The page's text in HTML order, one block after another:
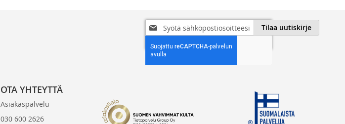
Tilaa
uutiskirjeemme:
Tilaa uutiskirje
OTA YHTEYTTÄ
Asiakaspalvelu
030 600 2626